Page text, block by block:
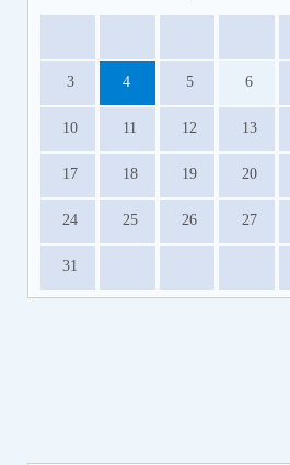
3 4 5 6
10 11 12 13
17 18 19 20
24 25 26 27
31